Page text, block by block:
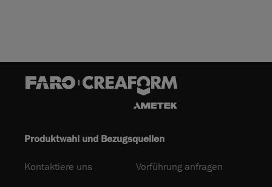
Produktwahl und Bezugsquellen
Kontaktiere uns Vorführung anfragen